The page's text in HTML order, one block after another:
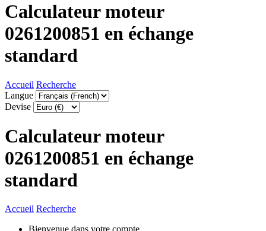
Calculateur moteur
0261200851 en échange
standard
Accueil Recherche
Langue
Devise
Calculateur moteur
0261200851 en échange
standard
Accueil Recherche